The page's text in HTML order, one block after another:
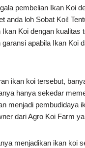
pembelian Ikan Koi
anda loh Sobat Koi!
Koi dengan kualitas
apabila Ikan Koi
ikan koi tersebut,
hanya sekedar
menjadi pembudidaya
dari Agro Koi Farm
menjadikan ikan koi